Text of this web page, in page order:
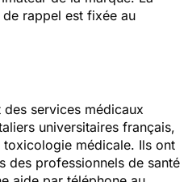
rappel est fixée au
services médicaux
universitaires français,
toxicologie médicale. Ils ont
des professionnels de santé